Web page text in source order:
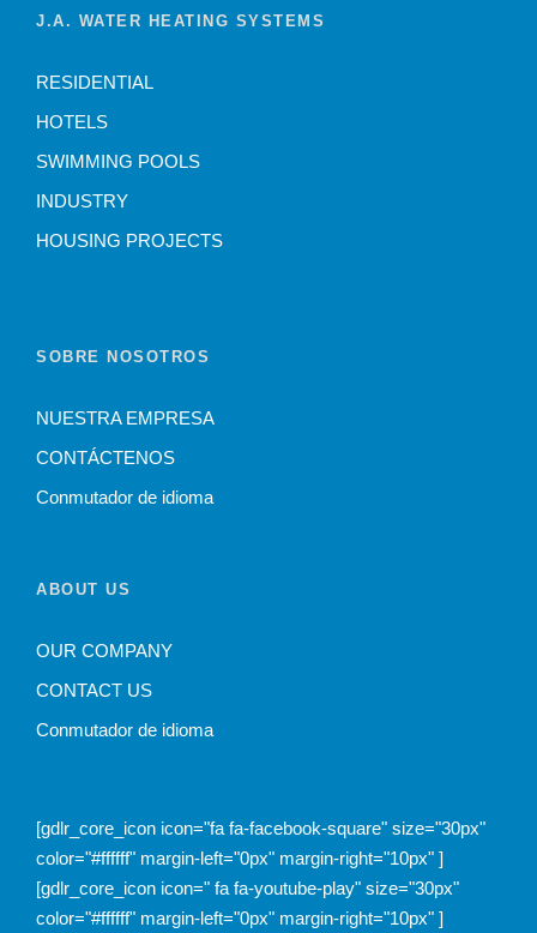
J.A. WATER HEATING SYSTEMS
RESIDENTIAL
HOTELS
SWIMMING POOLS
INDUSTRY
HOUSING PROJECTS
SOBRE NOSOTROS
NUESTRA EMPRESA
CONTÁCTENOS
Conmutador de idioma
ABOUT US
OUR COMPANY
CONTACT US
Conmutador de idioma
[gdlr_core_icon icon="fa fa-facebook-square" size="30px"
color="#ffffff" margin-left="0px" margin-right="10px" ]
[gdlr_core_icon icon=" fa fa-youtube-play" size="30px"
color="#ffffff" margin-left="0px" margin-right="10px" ]